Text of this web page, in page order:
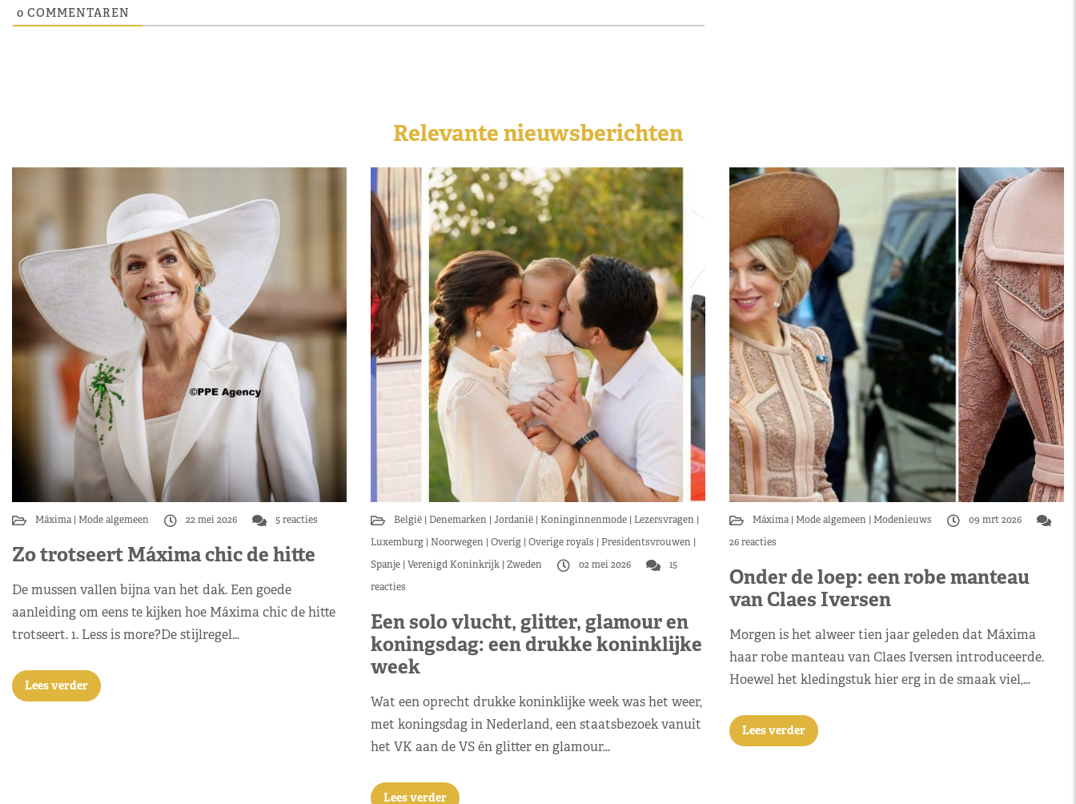
0 COMMENTAREN
Relevante nieuwsberichten
Máxima Mode algemeen 22 mei 2026 5 reacties
Zo trotseert Máxima chic de hitte
De mussen vallen bijna van het dak. Een goede
aanleiding om eens te kijken hoe Máxima chic de hitte
trotseert. 1. Less is more?De stijlregel…
Lees verder
België Denemarken Jordanië Koninginnenmode Lezersvragen
Luxemburg Noorwegen Overig Overige royals
Presidentsvrouwen
Spanje Verenigd Koninkrijk Zweden 02 mei 2026
15
reacties
Een solo vlucht, glitter, glamour en
koningsdag: een drukke koninklijke
week
Wat een oprecht drukke koninklijke week was het weer,
met koningsdag in Nederland, een staatsbezoek vanuit
het VK aan de VS én glitter en glamour…
Lees verder
Máxima Mode algemeen Modenieuws
09 mrt 2026
26 reacties
Onder de loep: een robe manteau
van Claes Iversen
Morgen is het alweer tien jaar geleden dat Máxima
haar robe manteau van Claes Iversen introduceerde.
Hoewel het kledingstuk hier erg in de smaak viel,…
Lees verder